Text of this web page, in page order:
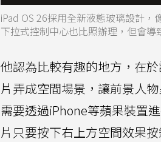
iPad OS 26採用全新液態玻璃設計
下拉式控制中心也比照辦理，但會
他認為比較有趣的地方，在
片弄成空間場景，讓前景人
需要透過iPhone等蘋果裝置
片只要按下右上方空間效果